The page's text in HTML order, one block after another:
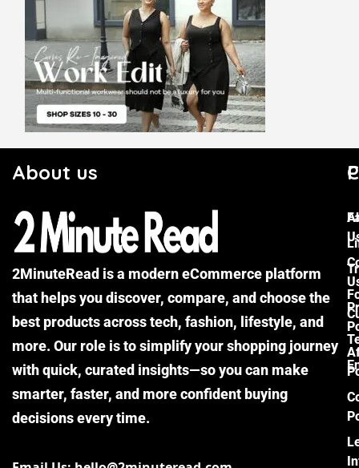
About us
2MinuteRead is a modern eCommerce platform
that helps you discover, compare, and choose the
best products across tech, fashion, lifestyle, and
more. Our role is to simplify your shopping journey
with quick, curated insights—so you can make
smarter, faster, and more confident buying
decisions every time.